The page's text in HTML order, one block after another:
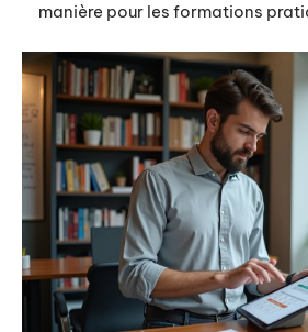
manière pour les formations